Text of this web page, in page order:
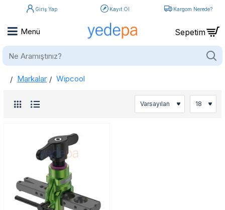
Giriş Yap Kayıt Ol Kargom Nerede?
Ne
home
Markalar Wipcool